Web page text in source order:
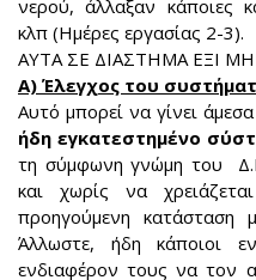
νερού, άλλαξαν κάποιες
κλπ (Ημέρες εργασίας 2-3).
ΑΥΤΑ ΣΕ ΔΙΑΣΤΗΜΑ ΕΞΙ
Α) Έλεγχος του
Αυτό μπορεί να γίνει άμεσα
ήδη εγκατεστημένο
τη σύμφωνη γνώμη του
και χωρίς να
προηγούμενη
Άλλωστε, ήδη κάποιοι
ενδιαφέρον τους να τον